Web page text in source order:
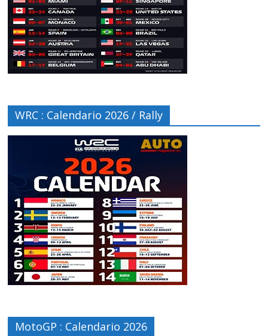
WRC : Calendario 2026 / Rally
MotoGP : Calendario 2026